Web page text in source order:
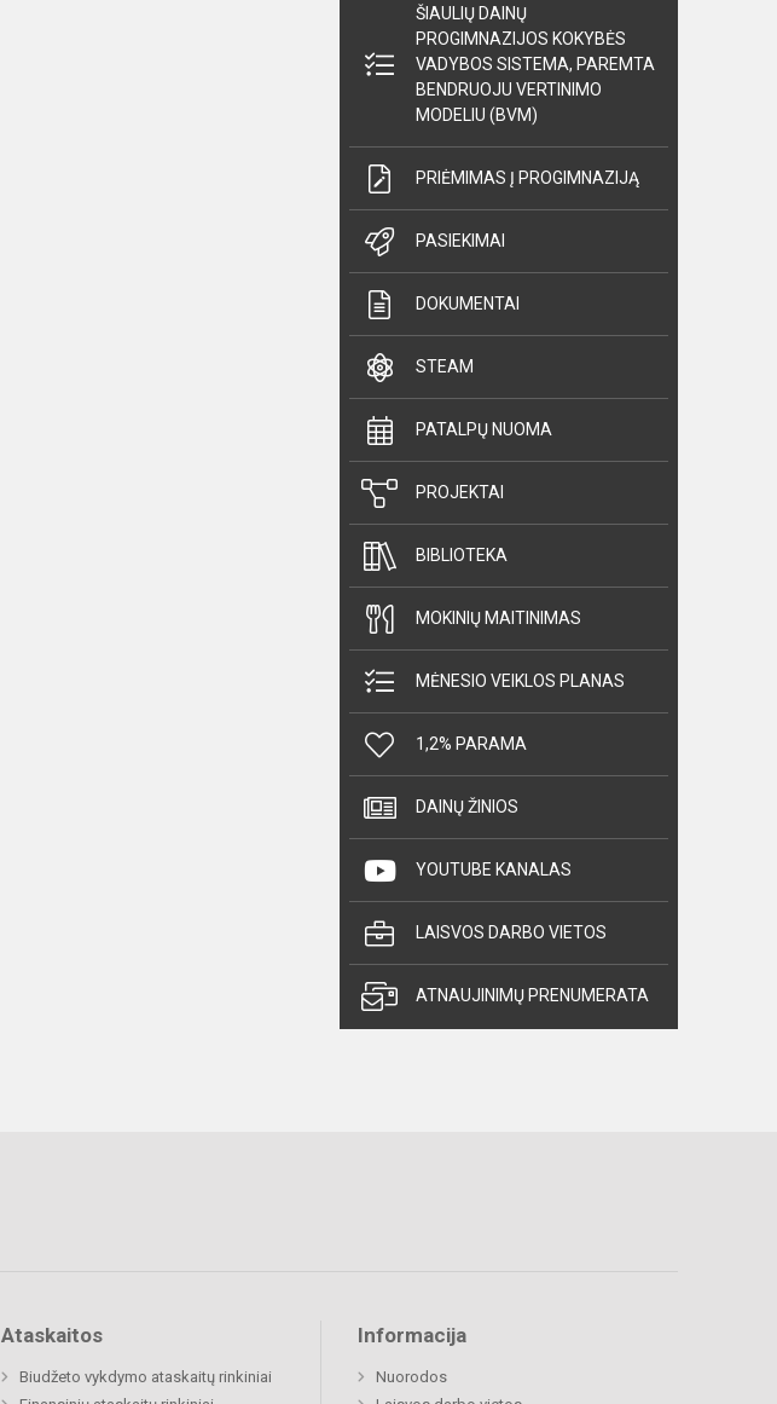
ŠIAULIŲ DAINŲ
PROGIMNAZIJOS KOKYBĖS
VADYBOS SISTEMA, PAREMTA
BENDRUOJU VERTINIMO
MODELIU (BVM)
PRIĖMIMAS Į PROGIMNAZIJĄ
PASIEKIMAI
DOKUMENTAI
STEAM
PATALPŲ NUOMA
PROJEKTAI
BIBLIOTEKA
MOKINIŲ MAITINIMAS
MĖNESIO VEIKLOS PLANAS
1,2% PARAMA
DAINŲ ŽINIOS
YOUTUBE KANALAS
LAISVOS DARBO VIETOS
ATNAUJINIMŲ PRENUMERATA
Ataskaitos
Biudžeto vykdymo ataskaitų rinkiniai
Informacija
Nuorodos